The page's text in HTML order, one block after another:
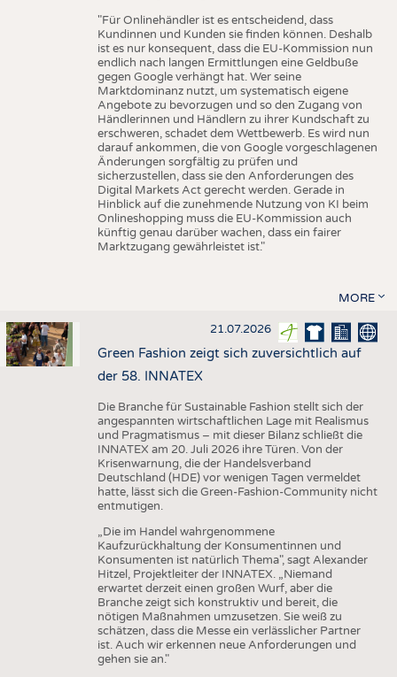
"Für Onlinehändler ist es entscheidend, dass
Kundinnen und Kunden sie finden können. Deshalb
ist es nur konsequent, dass die EU-Kommission nun
endlich nach langen Ermittlungen eine Geldbuße
gegen Google verhängt hat. Wer seine
Marktdominanz nutzt, um systematisch eigene
Angebote zu bevorzugen und so den Zugang von
Händlerinnen und Händlern zu ihrer Kundschaft zu
erschweren, schadet dem Wettbewerb. Es wird nun
darauf ankommen, die von Google vorgeschlagenen
Änderungen sorgfältig zu prüfen und
sicherzustellen, dass sie den Anforderungen des
Digital Markets Act gerecht werden. Gerade in
Hinblick auf die zunehmende Nutzung von KI beim
Onlineshopping muss die EU-Kommission auch
künftig genau darüber wachen, dass ein fairer
Marktzugang gewährleistet ist."
MORE
21.07.2026
Green Fashion zeigt sich zuversichtlich auf
der 58. INNATEX
Die Branche für Sustainable Fashion stellt sich der
angespannten wirtschaftlichen Lage mit Realismus
und Pragmatismus – mit dieser Bilanz schließt die
INNATEX am 20. Juli 2026 ihre Türen. Von der
Krisenwarnung, die der Handelsverband
Deutschland (HDE) vor wenigen Tagen vermeldet
hatte, lässt sich die Green-Fashion-Community nicht
entmutigen.
„Die im Handel wahrgenommene
Kaufzurückhaltung der Konsumentinnen und
Konsumenten ist natürlich Thema", sagt Alexander
Hitzel, Projektleiter der INNATEX. „Niemand
erwartet derzeit einen großen Wurf, aber die
Branche zeigt sich konstruktiv und bereit, die
nötigen Maßnahmen umzusetzen. Sie weiß zu
schätzen, dass die Messe ein verlässlicher Partner
ist. Auch wir erkennen neue Anforderungen und
gehen sie an."